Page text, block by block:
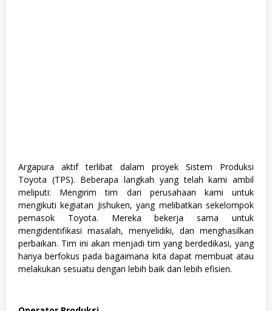
Argapura aktif terlibat dalam proyek Sistem Produksi
Toyota (TPS). Beberapa langkah yang telah kami ambil
meliputi: Mengirim tim dari perusahaan kami untuk
mengikuti kegiatan Jishuken, yang melibatkan sekelompok
pemasok Toyota. Mereka bekerja sama untuk
mengidentifikasi masalah, menyelidiki, dan menghasilkan
perbaikan. Tim ini akan menjadi tim yang berdedikasi, yang
hanya berfokus pada bagaimana kita dapat membuat atau
melakukan sesuatu dengan lebih baik dan lebih efisien.